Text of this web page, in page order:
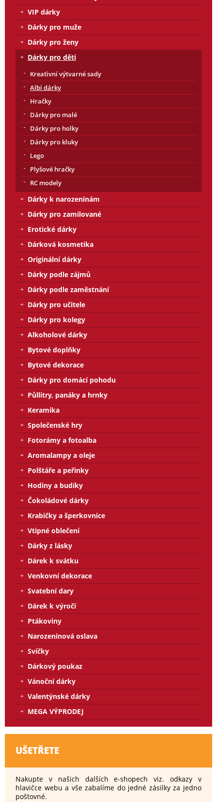
VIP dárky
Dárky pro muže
Dárky pro ženy
Dárky pro děti
Kreativní výtvarné sady
Albi dárky
Hračky
Dárky pro malé
Dárky pro holky
Dárky pro kluky
Lego
Plyšové hračky
RC modely
Dárky k narozeninám
Dárky pro zamilované
Erotické dárky
Dárková kosmetika
Originální dárky
Dárky podle zájmů
Dárky podle zaměstnání
Dárky pro učitele
Dárky pro kolegy
Alkoholové dárky
Bytové doplňky
Bytové dekorace
Dárky pro domácí pohodu
Půllitry, panáky a hrnky
Keramika
Společenské hry
Fotorámy a fotoalba
Aromalampy a oleje
Polštáře a peřinky
Hodiny a budíky
Čokoládové dárky
Krabičky a šperkovnice
Vtipné oblečení
Dárky z lásky
Dárek k svátku
Venkovní dekorace
Svatební dary
Dárek k výročí
Ptákoviny
Narozeninová oslava
Svíčky
Dárkový poukaz
Vánoční dárky
Valentýnské dárky
MEGA VÝPRODEJ
UŠETŘETE
Nakupte v našich dalších e-shopech viz. odkazy v
hlavičce webu a vše zabalíme do jedné zásilky za jedno
poštovné.